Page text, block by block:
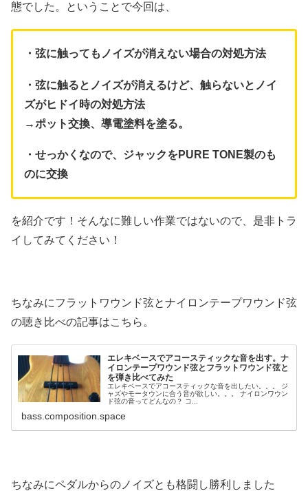
態でした。ということで今回は、
・弦に触ってもノイズが消えない場合の対処方法
・弦に触るとノイズが消えるけど、触らないとノイ
ズがヒドイ時の対処方法
→ポット交換、導電塗料を塗る。
・せっかくなので、ジャックを PURE TONE製のも
のに交換
を紹介です！そんなに難しい作業ではないので、是非トラ
イしてみてください！
ちなみにフラットワウンド弦とナイロンテープワウンド弦
の聴き比べの記事はこちら。
エレキベースでアコースティックな音を出す。ナ
イロンテープワウンド弦とフラットワウンド弦と
を弾き比べてみた
エレキベースでアコースティックな音を出したい。。。 ジ
ャズやモータウンに合う音が欲しい。。。 ナイロンワウン
ド弦の音ってどんなの？ コ...
bass.composition.space
ちなみにペダルからのノイズとも格闘し勝利しました